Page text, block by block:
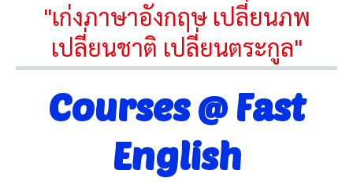
"เก่งภาษาอังกฤษ เปลี่ยนภพ
เปลี่ยนชาติ เปลี่ยนตระกูล"
Courses @ Fast
English